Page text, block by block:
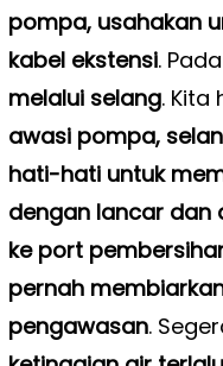
pompa, usahakan
kabel ekstensi.
melalui selang. Kita
awasi pompa,
hati-hati untuk
dengan lancar dan
ke port
pernah
pengawasan.